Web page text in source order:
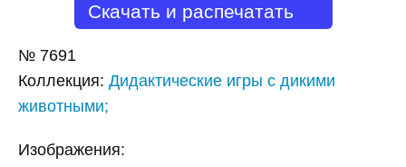
Скачать и распечатать
№ 7691
Коллекция: Дидактические игры с дикими
животными;
Изображения: